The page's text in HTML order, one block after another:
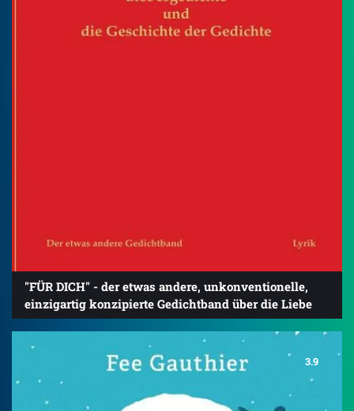
"FÜR DICH" - der etwas andere, unkonventionelle,
einzigartig konzipierte Gedichtband über die Liebe
3.9